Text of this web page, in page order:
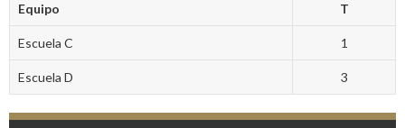
Equipo T
Escuela C 1
Escuela D 3